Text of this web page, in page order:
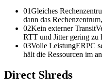
01Gleiches
dann das
02Kein externer Transit
RTT und Jitter gering zu
03Volle LeistungERPC
hält die Ressourcen im
Direct Shreds